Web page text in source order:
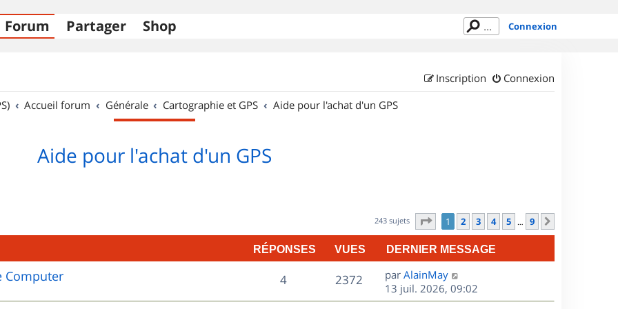
Forum Partager Shop Connexion
Connexion
Inscription
Accueil forum Générale Cartographie et GPS Aide pour l'achat d'un GPS
Aide pour l'achat d'un GPS
243 sujets Page sur9
1 2 3 4 5 … 9
RÉPONSES VUES DERNIER MESSAGE
Computer 4R
é
2372V
u
D
e
r
par AlainMay
13 juil. 2026, 09:02